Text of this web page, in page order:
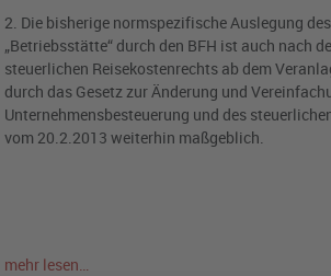
2. Die bisherige normspezifische Auslegung
„Betriebsstätte“ durch den BFH ist auch nach
steuerlichen Reisekostenrechts ab dem
durch das Gesetz zur Änderung und
Unternehmensbesteuerung und des
vom 20.2.2013 weiterhin maßgeblich.
mehr lesen…